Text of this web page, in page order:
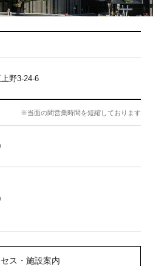
野3-24-6
※当面の間営業時間を短縮しております
ス・施設案内